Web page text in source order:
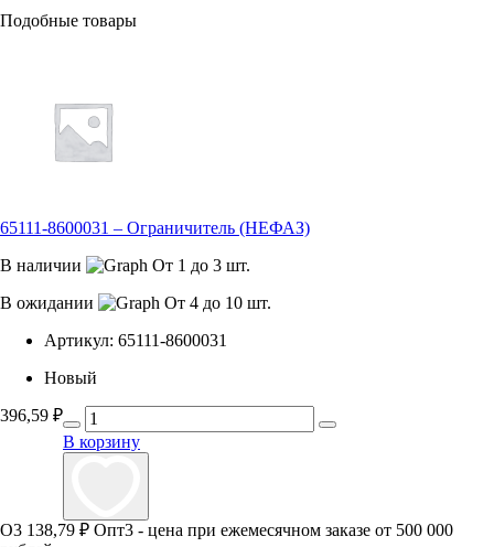
Подобные товары
65111-8600031 – Ограничитель (НЕФАЗ)
В наличии
От 1 до 3 шт.
В ожидании
От 4 до 10 шт.
Артикул: 65111-8600031
Новый
396,59 ₽
В корзину
О3 138,79 ₽ Опт3 - цена при ежемесячном заказе от 500 000